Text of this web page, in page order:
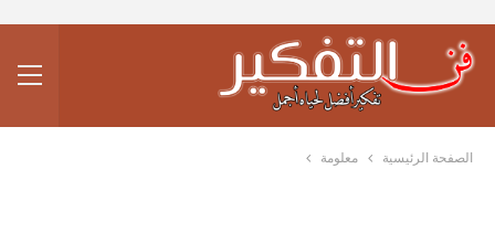
الصفحة الرئيسية معلومة